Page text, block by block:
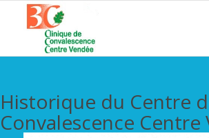
Historique du Centre
Convalescence Centre